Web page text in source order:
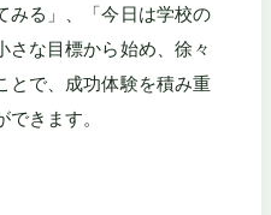
みる」、「今日は学校の
さな目標から始め、徐々
とで、成功体験を積み重
きます。